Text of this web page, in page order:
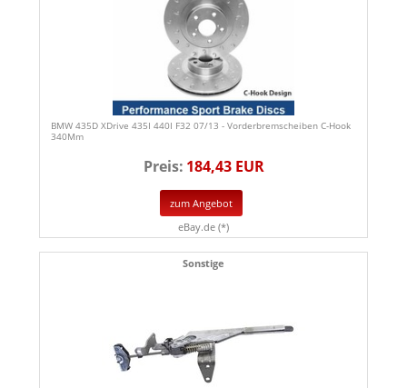
BMW 435D XDrive 435I 440I F32 07/13 - Vorderbremscheiben C-Hook
340Mm
Preis: 184,43 EUR
zum Angebot
eBay.de (*)
Sonstige